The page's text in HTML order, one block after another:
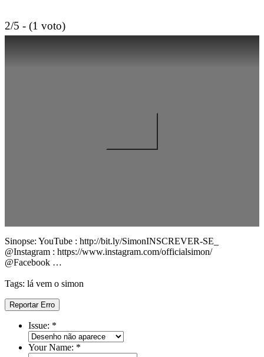
2/5 - (1 voto)
Sinopse: YouTube : http://bit.ly/SimonINSCREVER-SE_
@Instagram : https://www.instagram.com/officialsimon/
@Facebook …
Tags: lá vem o simon
Reportar Erro
Issue: *
Your Name: *